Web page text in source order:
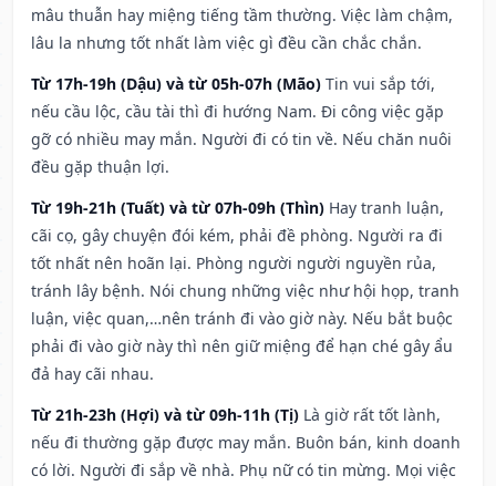
mâu thuẫn hay miệng tiếng tầm thường. Việc làm chậm,
lâu la nhưng tốt nhất làm việc gì đều cần chắc chắn.
Từ 17h-19h (Dậu) và từ 05h-07h (Mão) Tin vui sắp tới,
nếu cầu lộc, cầu tài thì đi hướng Nam. Đi công việc gặp
gỡ có nhiều may mắn. Người đi có tin về. Nếu chăn nuôi
đều gặp thuận lợi.
Từ 19h-21h (Tuất) và từ 07h-09h (Thìn) Hay tranh luận,
cãi cọ, gây chuyện đói kém, phải đề phòng. Người ra đi
tốt nhất nên hoãn lại. Phòng người người nguyền rủa,
tránh lây bệnh. Nói chung những việc như hội họp, tranh
luận, việc quan,…nên tránh đi vào giờ này. Nếu bắt buộc
phải đi vào giờ này thì nên giữ miệng để hạn ché gây ẩu
đả hay cãi nhau.
Từ 21h-23h (Hợi) và từ 09h-11h (Tị) Là giờ rất tốt lành,
nếu đi thường gặp được may mắn. Buôn bán, kinh doanh
có lời. Người đi sắp về nhà. Phụ nữ có tin mừng. Mọi việc